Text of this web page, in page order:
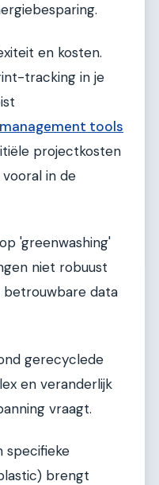
en kosten.
tracking in je
tools
projectkosten
in de
'greenwashing'
niet robuust
betrouwbare data
gerecyclede
en veranderlijk
vraagt.
specifieke
brengt